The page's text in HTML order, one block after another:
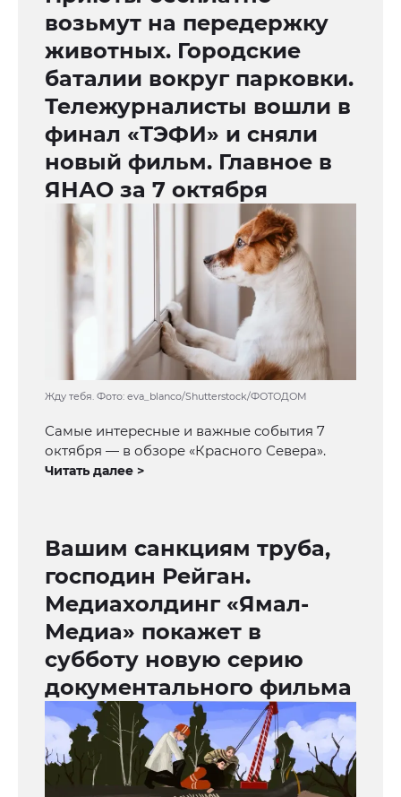
возьмут на передержку
животных. Городские
баталии вокруг парковки.
Тележурналисты вошли в
финал «ТЭФИ» и сняли
новый фильм. Главное в
ЯНАО за 7 октября
Жду тебя. Фото: eva_blanco/Shutterstock/ФОТОДОМ
Самые интересные и важные события 7
октября — в обзоре «Красного Севера».
Читать далее >
Вашим санкциям труба,
господин Рейган.
Медиахолдинг «Ямал-
Медиа» покажет в
субботу новую серию
документального фильма